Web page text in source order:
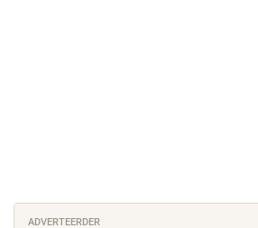
ADVERTEERDER